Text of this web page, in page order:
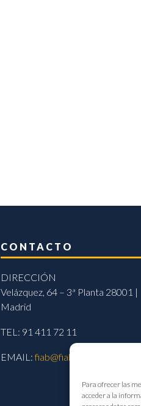
Para ofrecer las
acceder a la
CONTACTO
DIRECCIÓN
Velázquez, 64 – 3ª Planta 28001 |
Madrid
TEL: 91 411 72 11
EMAIL:fiab@fiab.es